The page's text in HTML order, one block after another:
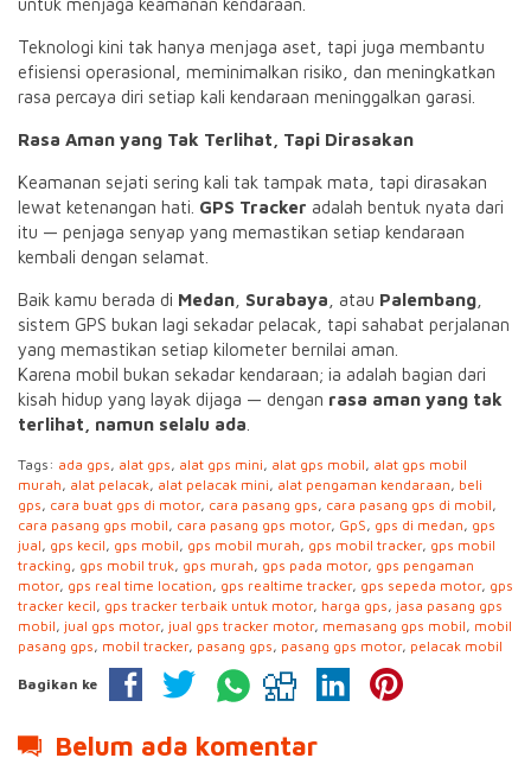
untuk menjaga keamanan kendaraan.
Teknologi kini tak hanya menjaga aset, tapi juga membantu
efisiensi operasional, meminimalkan risiko, dan meningkatkan
rasa percaya diri setiap kali kendaraan meninggalkan garasi.
Rasa Aman yang Tak Terlihat, Tapi Dirasakan
Keamanan sejati sering kali tak tampak mata, tapi dirasakan
lewat ketenangan hati. GPS Tracker adalah bentuk nyata dari
itu — penjaga senyap yang memastikan setiap kendaraan
kembali dengan selamat.
Baik kamu berada di Medan Surabaya , atau Palembang
sistem GPS bukan lagi sekadar pelacak, tapi sahabat perjalanan
yang memastikan setiap kilometer bernilai aman.
Karena mobil bukan sekadar kendaraan; ia adalah bagian dari
kisah hidup yang layak dijaga — dengan rasa aman yang tak
terlihat, namun selalu ada
Tags: ada gps, alat gps, alat gps mini, alat gps mobil, alat gps mobil
murah, alat pelacak, alat pelacak mini, alat pengaman kendaraan, beli
gps, cara buat gps di motor, cara pasang gps, cara pasang gps di mobil,
cara pasang gps mobil, cara pasang gps motor, GpS, gps di medan, gps
jual, gps kecil, gps mobil, gps mobil murah, gps mobil tracker, gps mobil
tracking, gps mobil truk, gps murah, gps pada motor, gps pengaman
motor, gps real time location, gps realtime tracker, gps sepeda motor, gps
tracker kecil, gps tracker terbaik untuk motor, harga gps, jasa pasang gps
mobil, jual gps motor, jual gps tracker motor, memasang gps mobil, mobil
pasang gps, mobil tracker, pasang gps, pasang gps motor, pelacak mobil
Bagikan ke
Belum ada komentar